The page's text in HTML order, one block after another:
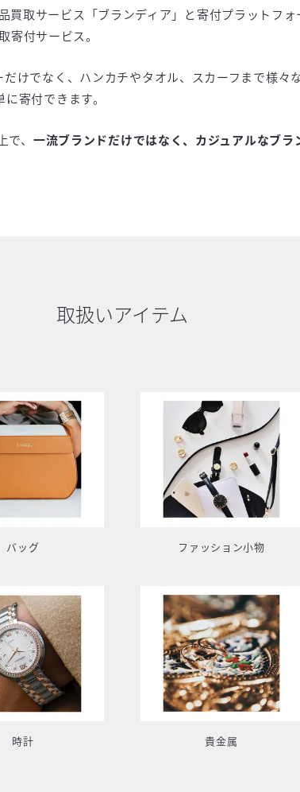
買取サービス「ブランディア」と寄付プラットフ
寄付サービス。
けでなく、ハンカチやタオル、スカーフまで様々
寄付できます。
、 一流ブランドだけではなく、カジュアルなブラ
取扱いアイテム
バッグ ファッション小物
時計 貴金属